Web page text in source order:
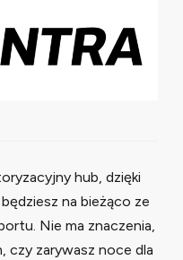
hub, dzięki
na bieżąco ze
Nie ma znaczenia,
czy zarywasz noce dla